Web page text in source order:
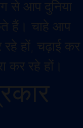
से आप दुनिया
हैं। चाहे आप
हों, चढ़ाई कर
कर रहे हों।